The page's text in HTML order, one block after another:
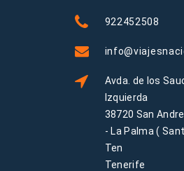
922452508
Avda. de los
Izquierda
38720 San
- La Palma (
Ten
Tenerife